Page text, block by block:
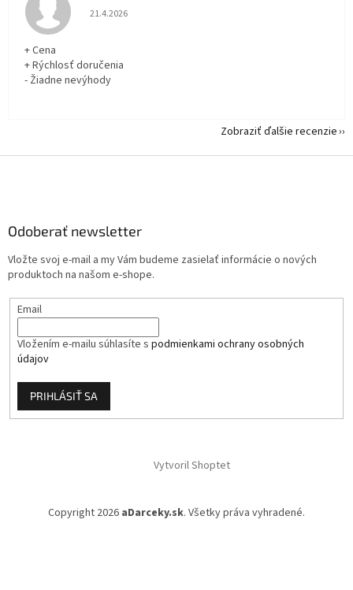
Hodnotenie obchodu je 5 z 5 hviezdičiek.
21.4.2026
+ Cena
+ Rýchlosť doručenia
- Žiadne nevýhody
Zobraziť ďalšie recenzie
Odoberať newsletter
Vložte svoj e-mail a my Vám budeme zasielať informácie o nových
produktoch na našom e-shope.
Email
Vložením e-mailu súhlasíte s podmienkami ochrany osobných
údajov
PRIHLÁSIŤ SA
Vytvoril Shoptet
Copyright 2026 aDarceky.sk. Všetky práva vyhradené.